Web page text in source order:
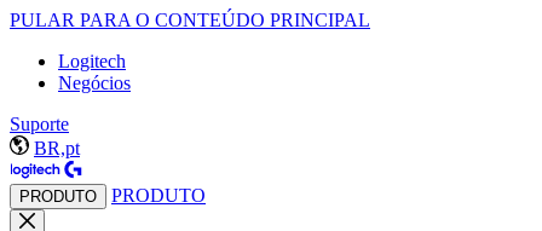
PULAR PARA O CONTEÚDO PRINCIPAL
Logitech
Negócios
Suporte
BR,pt
PRODUTO PRODUTO